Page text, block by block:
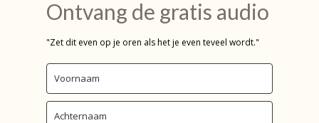
Ontvang de gratis audio
"Zet dit even op je oren als het je even teveel wordt."